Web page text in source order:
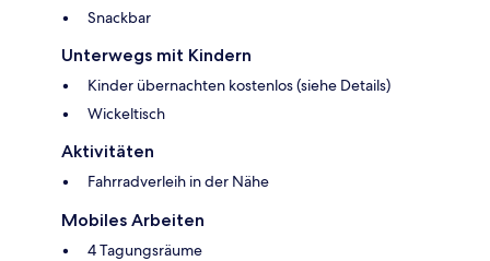
Snackbar
Unterwegs mit Kindern
Kinder übernachten kostenlos (siehe Details)
Wickeltisch
Aktivitäten
Fahrradverleih in der Nähe
Mobiles Arbeiten
4 Tagungsräume